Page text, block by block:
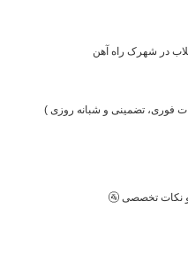
در شهرک راه‌ آهن
فوری، تضمینی و شبانه روزی )
و نکات تخصصی 🚰